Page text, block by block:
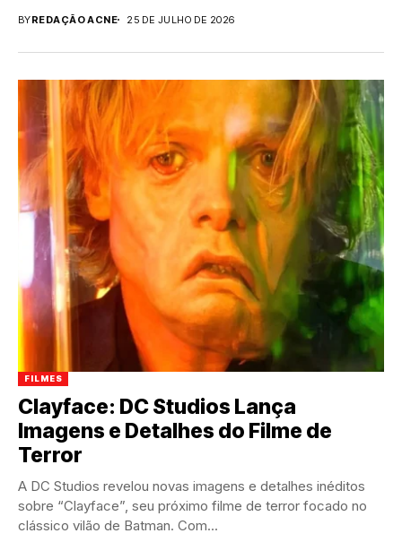
BYREDAÇÃO ACNE 25 DE JULHO DE 2026
FILMES
Clayface: DC Studios Lança
Imagens e Detalhes do Filme de
Terror
A DC Studios revelou novas imagens e detalhes inéditos
sobre “Clayface”, seu próximo filme de terror focado no
clássico vilão de Batman. Com...